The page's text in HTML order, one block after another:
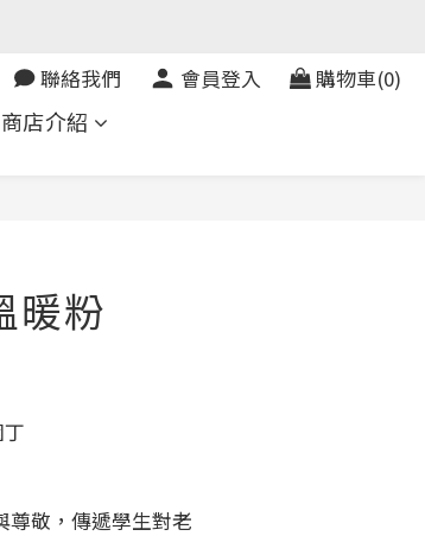
聯絡我們 會員登入 購物車(0)
商店介紹
暖粉
尊敬，傳遞學生對老